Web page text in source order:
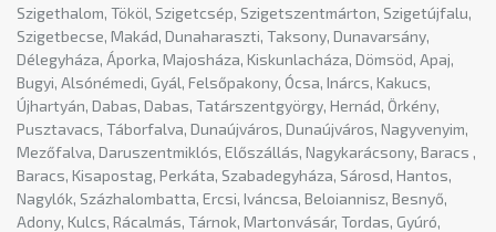
Szigethalom, Tököl, Szigetcsép, Szigetszentmárton, Szigetújfalu,
Szigetbecse, Makád, Dunaharaszti, Taksony, Dunavarsány,
Délegyháza, Áporka, Majosháza, Kiskunlacháza, Dömsöd, Apaj,
Bugyi, Alsónémedi, Gyál, Felsőpakony, Ócsa, Inárcs, Kakucs,
Újhartyán, Dabas, Dabas, Tatárszentgyörgy, Hernád, Örkény,
Pusztavacs, Táborfalva, Dunaújváros, Dunaújváros, Nagyvenyim,
Mezőfalva, Daruszentmiklós, Előszállás, Nagykarácsony, Baracs ,
Baracs, Kisapostag, Perkáta, Szabadegyháza, Sárosd, Hantos,
Nagylók, Százhalombatta, Ercsi, Iváncsa, Beloiannisz, Besnyő,
Adony, Kulcs, Rácalmás, Tárnok, Martonvásár, Tordas, Gyúró,